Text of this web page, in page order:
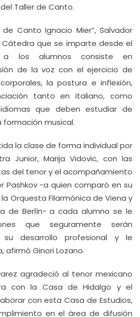
Taller de Canto.
Canto Ignacio Mier”, Salvador
Cátedra que se imparte desde el
a los alumnos consiste en
de la voz con el ejercicio de
la postura e inflexión,
tanto en italiano, como
que deben estudiar de
formación musical.
la clase de forma individual por
Junior, Marija Vidovic, con las
del tenor y el acompañamiento
Pashkov -a quien comparó en su
Orquesta Filarmónica de Viena y
de Berlín- a cada alumno se le
que seguramente serán
su desarrollo profesional y le
afirmó Ginori Lozano.
agradeció al tenor mexicano
con la Casa de Hidalgo y el
con esta Casa de Estudios,
en el área de difusión